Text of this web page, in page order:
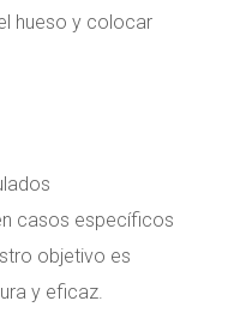
hueso y colocar
casos específicos
objetivo es
y eficaz.